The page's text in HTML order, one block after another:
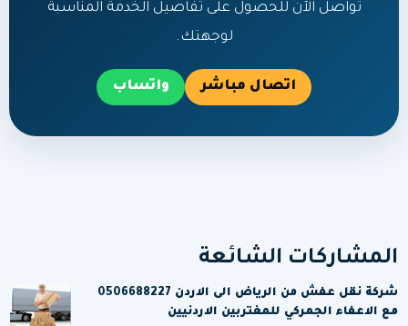
تواصل الآن للحصول على تفاصيل الخدمة المناسبة
لوجهتك.
اتصال مباشر واتساب
المشاركات الشائعة
شركة نقل عفش من الرياض الى الاردن 0506688227
مع الاعفاء الجمركي للمغتربين الاردنيين